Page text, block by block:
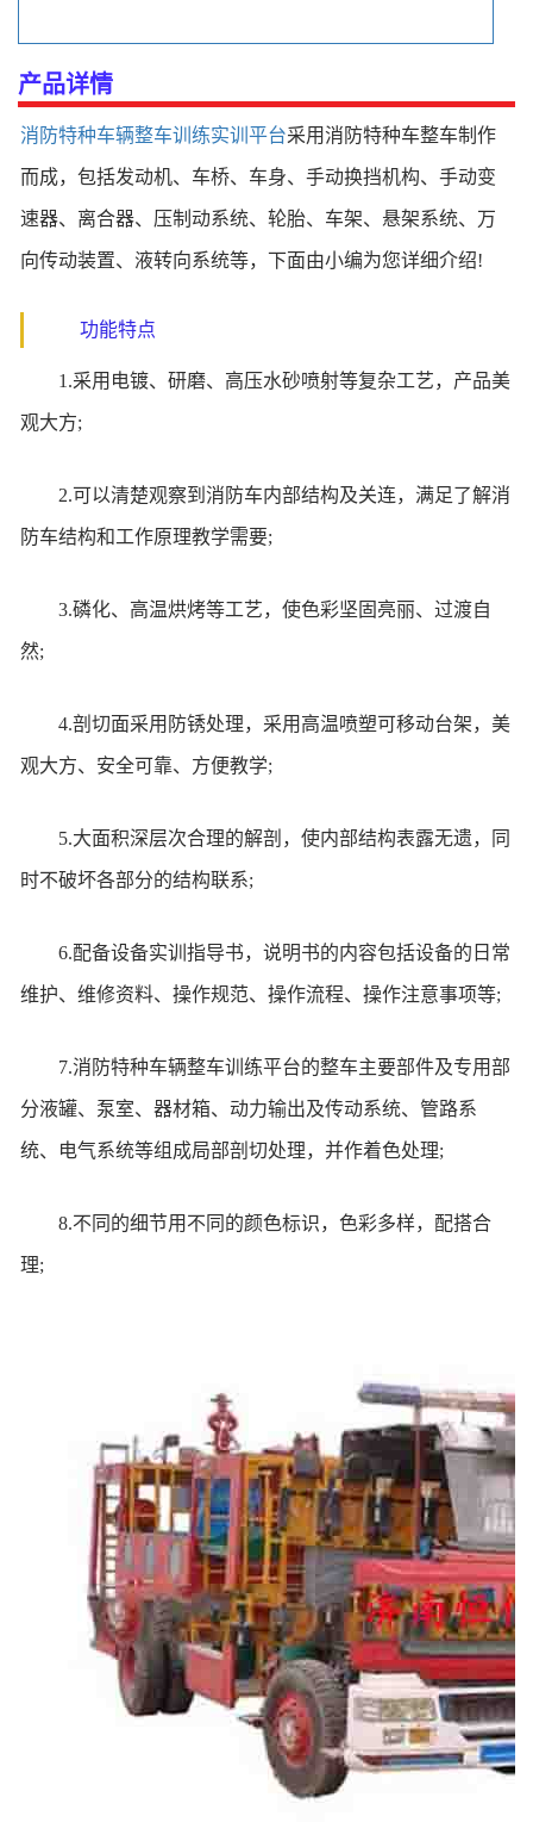
产品详情
消防特种车辆整车训练实训平台采用消防特种车整车制作
而成，包括发动机、车桥、车身、手动换挡机构、手动变
速器、离合器、压制动系统、轮胎、车架、悬架系统、万
向传动装置、液转向系统等，下面由小编为您详细介绍!
功能特点
1.采用电镀、研磨、高压水砂喷射等复杂工艺，产品美
观大方;
2.可以清楚观察到消防车内部结构及关连，满足了解消
防车结构和工作原理教学需要;
3.磷化、高温烘烤等工艺，使色彩坚固亮丽、过渡自
然;
4.剖切面采用防锈处理，采用高温喷塑可移动台架，美
观大方、安全可靠、方便教学;
5.大面积深层次合理的解剖，使内部结构表露无遗，同
时不破坏各部分的结构联系;
6.配备设备实训指导书，说明书的内容包括设备的日常
维护、维修资料、操作规范、操作流程、操作注意事项等;
7.消防特种车辆整车训练平台的整车主要部件及专用部
分液罐、泵室、器材箱、动力输出及传动系统、管路系
统、电气系统等组成局部剖切处理，并作着色处理;
8.不同的细节用不同的颜色标识，色彩多样，配搭合
理;